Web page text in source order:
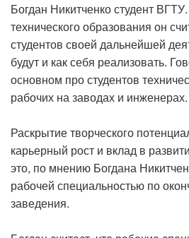
Богдан Никитченко студент
технического образования он
студентов своей дальнейшей
будут и как себя реализовать.
основном про студентов
рабочих на заводах и инженерах.
Раскрытие творческого
карьерный рост и вклад в
это, по мнению Богдана
рабочей специальностью по
заведения.